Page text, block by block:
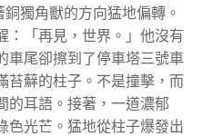
銅獨角獸的方向猛地偏轉。
：「再見，世界。」他沒有
車尾卻擦到了停車塔三號車
苔蘚的柱子。不是撞擊，而
的耳語。接著，一道濃郁
色光芒。猛地從柱子爆發出